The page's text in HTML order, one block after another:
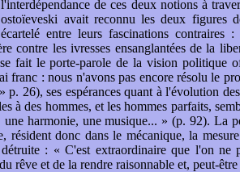
de ces deux notions à
avait reconnu les deux figures
entre leurs fascinations contraires
contre les ivresses ensanglantées de la
fait le porte-parole de la vision politique
franc : nous n'avons pas encore résolu le
p. 26), ses espérances quant à l'évolution
à des hommes, et les hommes parfaits,
une harmonie, une musique... » (p. 92). La
résident donc dans le mécanique, la
: « C'est extraordinaire que l'on ne
rêve et de la rendre raisonnable et, peut-